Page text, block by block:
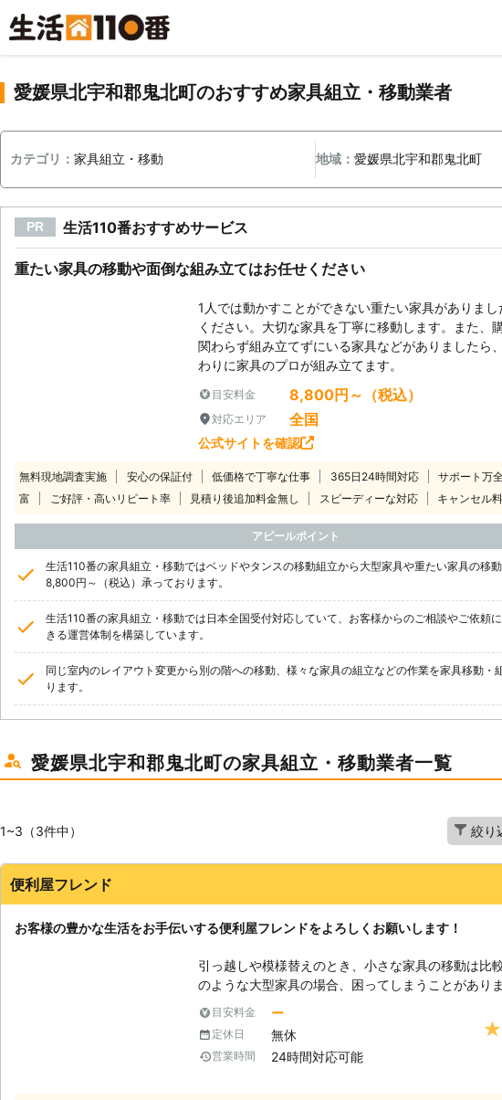
愛媛県北宇和郡鬼北町のおすすめ家具組立・移動業者
カテゴリ： 家具組立・移動 地域：愛媛県北宇和郡鬼北町
PR 生活110番おすすめサービス
重たい家具の移動や面倒な組み立てはお任せください
1人では動かすことができない重たい家具がありま
ください。大切な家具を丁寧に移動します。また、
関わらず組み立てずにいる家具などがありましたら
わりに家具のプロが組み立てます。
目安料金 8,800円～（税込）
対応エリア 全国
公式サイトを確認
無料現地調査実施 安心の保証付 低価格で丁寧な仕事 365日24時間対応 サポート万
富
ご好評・高いリピート率 見積り後追加料金無し スピーディーな対応 キャンセル
アピールポイント
生活110番の家具組立・移動ではベッドやタンスの移動組立から大型家具や重たい家具の移
8,800円～（税込）承っております。
生活110番の家具組立・移動では日本全国受付対応していて、お客様からのご相談やご依頼
きる運営体制を構築しています。
同じ室内のレイアウト変更から別の階への移動、様々な家具の組立などの作業を家具移動・
ります。
愛媛県北宇和郡鬼北町の家具組立・移動業者一覧
1~3（3件中） 絞り
便利屋フレンド
お客様の豊かな生活をお手伝いする便利屋フレンドをよろしくお願いします！
引っ越しや模様替えのとき、小さな家具の移動は比
のような大型家具の場合、困ってしまうことがあり
なければ床に傷をつけてしまう恐れがありますし、
ける必要がある場合もあり、一人ではとても大変な
もそれなりに体力を使う作業です。便利屋フレンド
を解決すべく、お客様のご要望に応じた対応をさせ
目安料金 ー
定休日 無休
営業時間 24時間対応可能